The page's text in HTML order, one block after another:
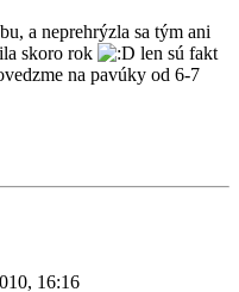
a neprehrýzla sa tým ani
skoro rok
len sú fakt
na pavúky od 6-7
16:16